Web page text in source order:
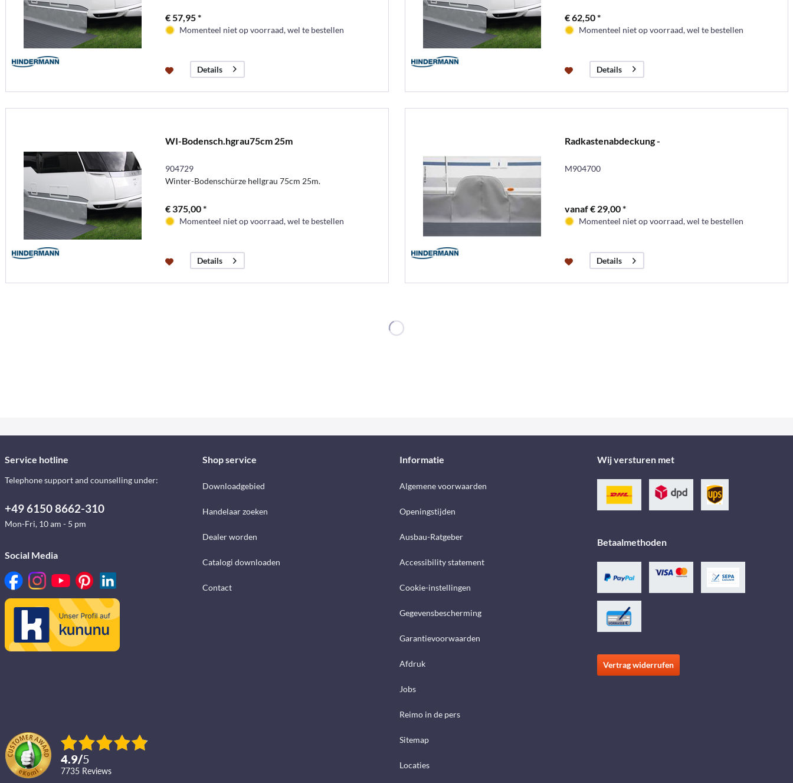
€ 57,95 *
Momenteel niet op voorraad, wel te bestellen
Details
€ 62,50 *
Momenteel niet op voorraad, wel te bestellen
Details
WI-Bodensch.hgrau75cm 25m
904729
Winter-Bodenschürze hellgrau 75cm 25m.
€ 375,00 *
Momenteel niet op voorraad, wel te bestellen
Details
Radkastenabdeckung -
M904700
vanaf € 29,00 *
Momenteel niet op voorraad, wel te bestellen
Details
Service hotline
Telephone support and counselling under:
+49 6150 8662-310
Mon-Fri, 10 am - 5 pm
Social Media
4.9/5
7735 reviews
Shop service
Downloadgebied
Handelaar zoeken
Dealer worden
Catalogi downloaden
Contact
Informatie
Algemene voorwaarden
Openingstijden
Ausbau-Ratgeber
Accessibility statement
Cookie-instellingen
Gegevensbescherming
Garantievoorwaarden
Afdruk
Jobs
Reimo in de pers
Sitemap
Locaties
Wij versturen met
Betaalmethoden
Vertrag widerrufen